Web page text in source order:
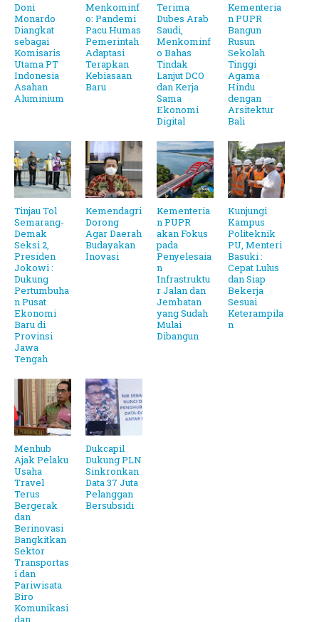
Doni
Monardo
Diangkat
sebagai
Komisaris
Utama PT
Indonesia
Asahan
Aluminium
Menkominf
o: Pandemi
Pacu Humas
Pemerintah
Adaptasi
Terapkan
Kebiasaan
Baru
Terima
Dubes Arab
Saudi,
Menkominf
o Bahas
Tindak
Lanjut DCO
dan Kerja
Sama
Ekonomi
Digital
Kementeria
n PUPR
Bangun
Rusun
Sekolah
Tinggi
Agama
Hindu
dengan
Arsitektur
Bali
Tinjau Tol
Semarang-
Demak
Seksi 2,
Presiden
Jokowi :
Dukung
Pertumbuha
n Pusat
Ekonomi
Baru di
Provinsi
Jawa
Tengah
Kemendagri
Dorong
Agar Daerah
Budayakan
Inovasi
Kementeria
n PUPR
akan Fokus
pada
Penyelesaia
n
Infrastruktu
r Jalan dan
Jembatan
yang Sudah
Mulai
Dibangun
Kunjungi
Kampus
Politeknik
PU, Menteri
Basuki :
Cepat Lulus
dan Siap
Bekerja
Sesuai
Keterampila
n
Menhub
Ajak Pelaku
Usaha
Travel
Terus
Bergerak
dan
Berinovasi
Bangkitkan
Sektor
Transportas
i dan
Pariwisata
Biro
Komunikasi
dan
Dukcapil
Dukung PLN
Sinkronkan
Data 37 Juta
Pelanggan
Bersubsidi